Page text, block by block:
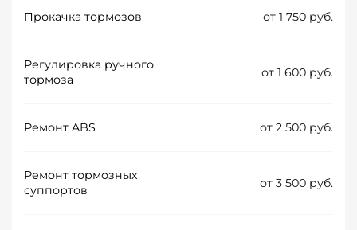
Прокачка тормозов от 1 750 руб.
Регулировка ручного
тормоза
от 1 600 руб.
Ремонт ABS от 2 500 руб.
Ремонт тормозных
суппортов
от 3 500 руб.